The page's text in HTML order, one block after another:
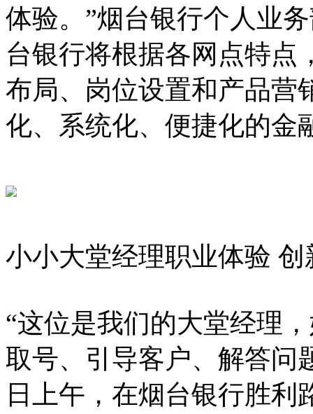
体验。”烟台银行个人业
台银行将根据各网点特点
布局、岗位设置和产品营
化、系统化、便捷化的金
小小大堂经理职业体验
“这位是我们的大堂经理
取号、引导客户、解答问
日上午，在烟台银行胜